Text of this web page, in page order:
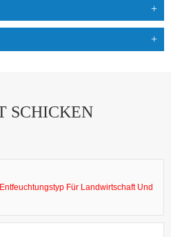
SCHICKEN
Für Landwirtschaft Und